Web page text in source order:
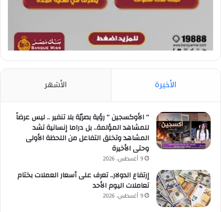
الأخيرة الأشهر
” الأوكسجين ” رؤية بصريّة بلا تنفير .. ليس عرضاً
للمشاهد المؤلمة.. بل دراما إنسانية تشد
المشاهد وتخلق التفاعل من اللحظة الأولى
وحتى الأخيرة
9 أغسطس، 2026
إرتفاع الدولار.. تعرف على أسعار العملات بختام
تعاملات اليوم الأحد
9 أغسطس، 2026